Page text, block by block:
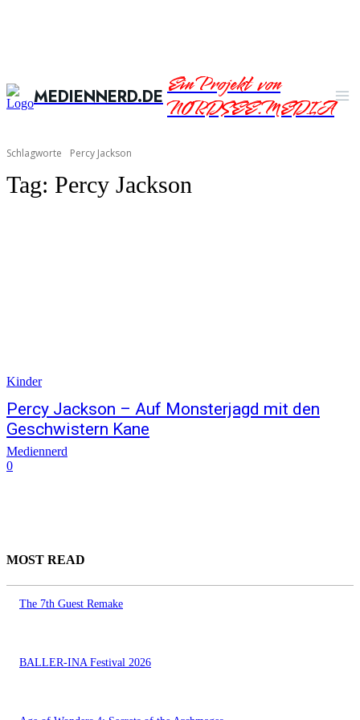
MEDIENNERD.DEEin Projekt von
NORDSEE.MEDIA
Schlagworte Percy Jackson
Tag: Percy Jackson
Kinder
Percy Jackson – Auf Monsterjagd mit den
Geschwistern Kane
Mediennerd
0
MOST READ
The 7th Guest Remake
BALLER-INA Festival 2026